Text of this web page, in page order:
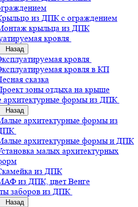
из ДПК с ограждением
крыльца из ДПК
кровля
Назад
кровля
кровля в КП
сказка
зоны отдыха на крыше
архитектурные формы из ДПК
Назад
архитектурные формы из
архитектурные формы и ДПК
малых архитектурных
из ДПК
из ДПК, цвет Венге
заборов из ДПК
Назад